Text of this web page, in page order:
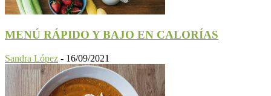
MENÚ RÁPIDO Y BAJO EN CALORÍAS
Sandra López - 16/09/2021